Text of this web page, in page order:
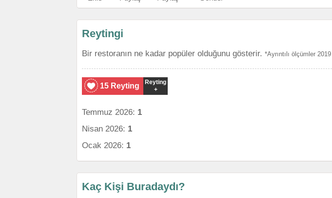
Reytingi
Bir restoranın ne kadar popüler olduğunu gösterir. *Ayrıntılı ölçümler
15 Reyting
Reyting
+
Temmuz 2026: 1
Nisan 2026: 1
Ocak 2026: 1
Kaç Kişi Buradaydı?